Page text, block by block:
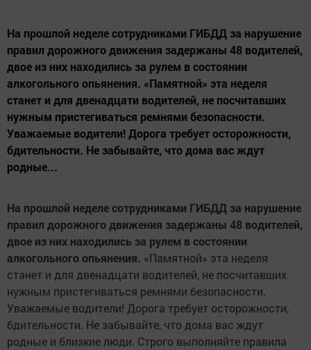
На прошлой неделе сотрудниками ГИБДД за нарушение
правил дорожного движения задержаны 48 водителей,
двое из них находились за рулем в состоянии
алкогольного опьянения. «Памятной» эта неделя
станет и для двенадцати водителей, не посчитавших
нужным пристегиваться ремнями безопасности.
Уважаемые водители! Дорога требует осторожности,
бдительности. Не забывайте, что дома вас ждут
родные...
На прошлой неделе сотрудниками ГИБДД за нарушение
правил дорожного движения задержаны 48 водителей,
двое из них находились за рулем в состоянии
алкогольного опьянения. «Памятной» эта неделя
станет и для двенадцати водителей, не посчитавших
нужным пристегиваться ремнями безопасности.
Уважаемые водители! Дорога требует осторожности,
бдительности. Не забывайте, что дома вас ждут
родные и близкие люди. Строго выполняйте правила